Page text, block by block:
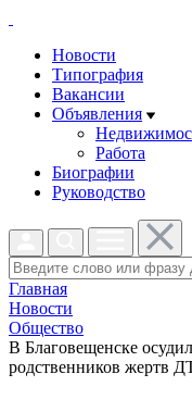
Новости
Типография
Вакансии
Объявления
Работа
Биографии
Руководство
Главная
Новости
Общество
В Благовещенске
родственников жертв